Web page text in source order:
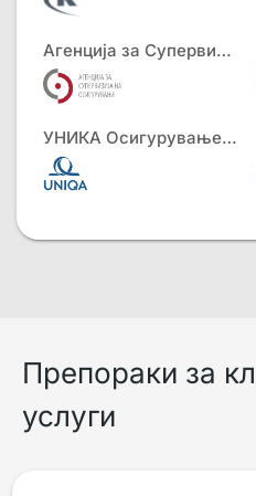
Агенција за Супервизија на Осигурување
УНИКА Осигурување АД
Препораки за
услуги